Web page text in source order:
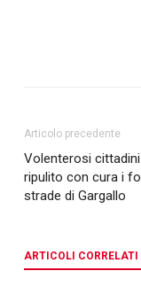
Articolo precedente
Volenterosi
ripulito con cura i
strade di Gargallo
ARTICOLI CORRELATI